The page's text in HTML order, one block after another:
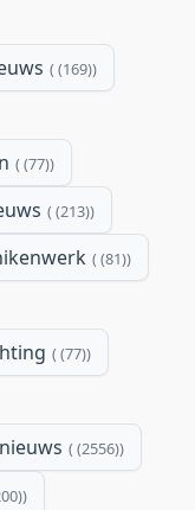
(169)
(77)
(213)
(81)
(77)
(2556)